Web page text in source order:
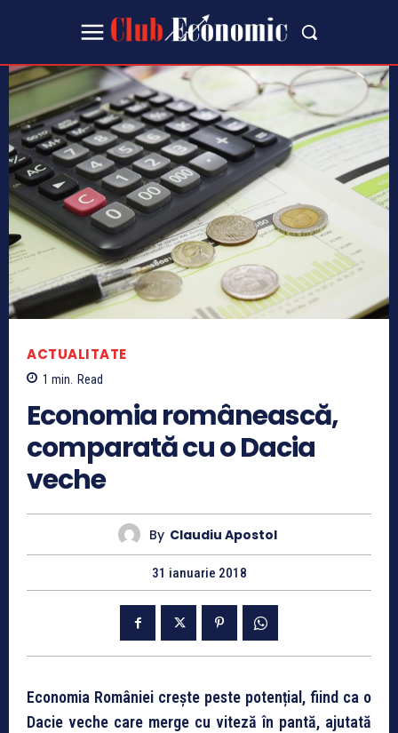
ACTUALITATE
1 min. Read
Economia românească,
comparată cu o Dacia
veche
By Claudiu Apostol
31 ianuarie 2018
Economia României crește peste potențial, fiind ca o
Dacie veche care merge cu viteză în pantă, ajutată